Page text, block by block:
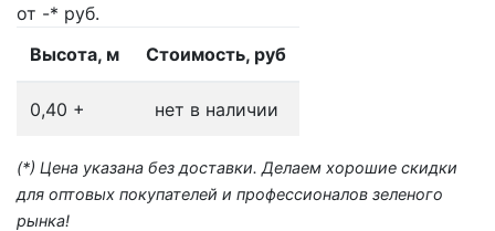
от -* руб.
Высота, м
Стоимость, руб
0,40 + нет в наличии
(*) Цена указана без доставки. Делаем хорошие скидки
для оптовых покупателей и профессионалов зеленого
рынка!